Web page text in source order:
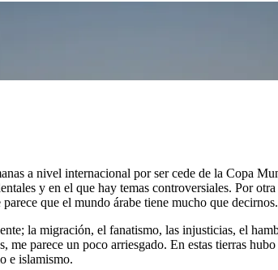
a nivel internacional por ser cede de la Copa
y en el que hay temas controversiales. Por
que el mundo árabe tiene mucho que decirnos.
la migración, el fanatismo, las injusticias, el
me parece un poco arriesgado. En estas tierras
e islamismo.